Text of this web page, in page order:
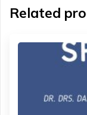
Related